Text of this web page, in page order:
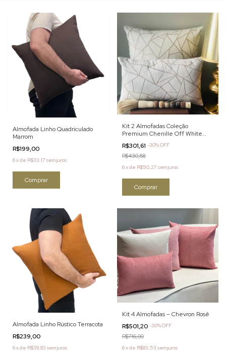
Almofada Linho Quadriculado
Marrom
R$199,00
6xde R$33,17 sem juros
Kit 2 Almofadas Coleção
Premium Chenille Off White
R$301,61 -30%OFF
R$430,88
6xde R$50,27 sem juros
Comprar
Almofada Linho Rústico Terracota
R$239,00
6xde R$39,83 sem juros
Kit 4 Almofadas – Chevron Rosê
R$501,20 -30%OFF
R$716,00
6xde R$83,53 sem juros